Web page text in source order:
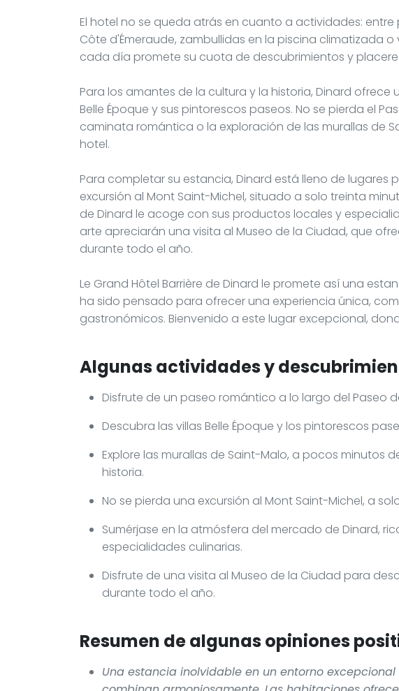
El hotel no se queda atrás en cuanto a actividades:
Côte d'Émeraude, zambullidas en la piscina climatizada
cada día promete su cuota de descubrimientos y
Para los amantes de la cultura y la historia, Dinard ofrece
Belle Époque y sus pintorescos paseos. No se pierda el
caminata romántica o la exploración de las murallas de
hotel.
Para completar su estancia, Dinard está lleno de lugares
excursión al Mont Saint-Michel, situado a solo treinta
de Dinard le acoge con sus productos locales y
arte apreciarán una visita al Museo de la Ciudad, que
durante todo el año.
Le Grand Hôtel Barrière de Dinard le promete así una
ha sido pensado para ofrecer una experiencia única,
gastronómicos. Bienvenido a este lugar excepcional,
Algunas actividades y
Disfrute de un paseo romántico a lo largo del Paseo
Descubra las villas Belle Époque y los pintorescos
Explore las murallas de Saint-Malo, a pocos minutos
historia.
No se pierda una excursión al Mont Saint-Michel, a
Sumérjase en la atmósfera del mercado de Dinard,
especialidades culinarias.
Disfrute de una visita al Museo de la Ciudad para
durante todo el año.
Resumen de algunas opiniones
Una estancia inolvidable en un entorno